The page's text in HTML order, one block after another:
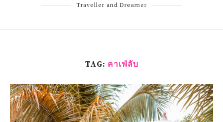
Traveller and Dreamer
TAG: คาเฟ่ลับ